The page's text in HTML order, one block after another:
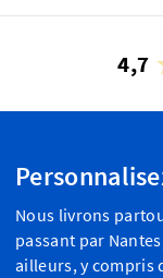
4,7
Nous livrons
passant par
ailleurs, y compris